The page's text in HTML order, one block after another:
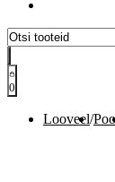
0
Looveel/